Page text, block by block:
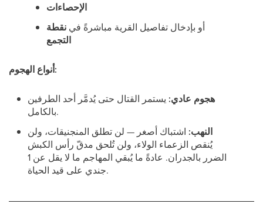
الإحصاءات
أو بإدخال تفاصيل القرية مباشرةً في نقطة
التجمع
أنواع الهجوم:
هجوم عادي: يستمر القتال حتى يُدمَّر أحد الطرفين
بالكامل.
النهب: اشتباك أصغر — لن تطلق المنجنيقات، ولن
يُنقص الزعماء الولاء، ولن تُلحق مدقّ رأس الكبش
الضرر بالجدران. عادةً ما يُبقي المهاجم ما لا يقل عن 1
جندي على قيد الحياة.